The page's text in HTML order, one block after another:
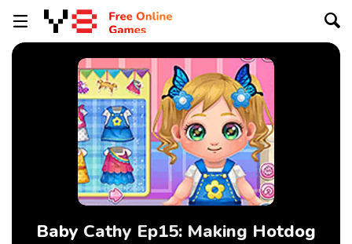
Baby Cathy Ep15: Making Hotdog